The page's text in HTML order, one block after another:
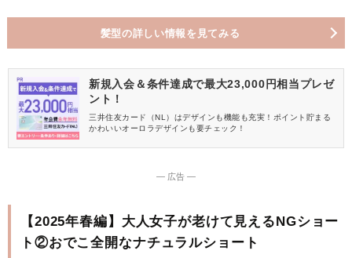
髪型の詳しい情報を見てみる
新規入会＆条件達成で最大23,000円相当プレゼ
ント！
三井住友カード（NL）はデザインも機能も充実！ポイント貯まる
かわいいオーロラデザインも要チェック！
― 広告 ―
【2025年春編】大人女子が老けて見えるNGショー
ト②おでこ全開なナチュラルショート